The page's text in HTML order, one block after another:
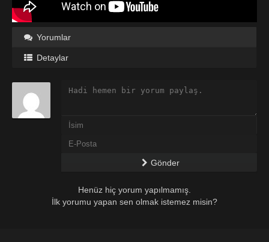
Yorumlar
Detaylar
Gönder
Henüz hiç yorum yapılmamış.
İlk yorumu yapan sen olmak istemez misin?